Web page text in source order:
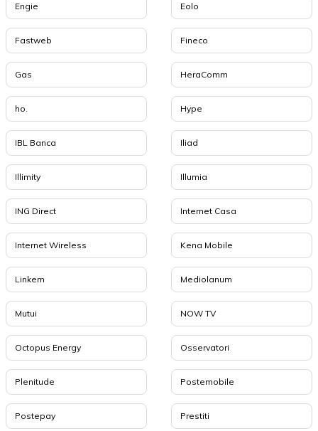
Engie Eolo
Fastweb Fineco
Gas HeraComm
ho. Hype
IBL Banca Iliad
Illimity Illumia
ING Direct Internet Casa
Internet Wireless Kena Mobile
Linkem Mediolanum
Mutui NOW TV
Octopus Energy Osservatori
Plenitude Postemobile
Postepay Prestiti